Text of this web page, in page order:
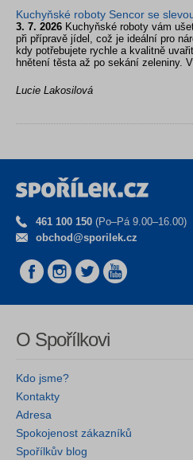
Kuchyňské roboty Sencor se
3. 7. 2026 Kuchyňské roboty vám
při přípravě jídel, což je ideální pro
kdy potřebujete rychle a kvalitně
hnětení těsta až po sekání zeleniny.
Lucie Lakosilová
461 100 150 (Po–Pá 9.00–16.00)
obchod@sporilek.cz
O Spořílkovi
Kdo jsme?
Kontakty
Adresa
Spokojenost zákazníků
Spořílkův blog